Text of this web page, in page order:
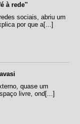
à rede''
sociais, abriu um
por que a[...]
quase um
livre, ond[...]